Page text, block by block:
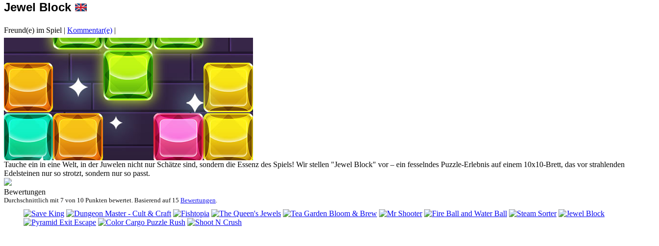
Jewel Block
Freund(e) im Spiel | Kommentar(e) |
Tauche ein in eine Welt, in der Juwelen nicht nur Schätze sind, sondern die Essenz des Spiels! Wir stellen "Jewel Block" vor – ein fesselndes Puzzle-Erlebnis auf einem 10x10-Brett, das vor strahlenden
Edelsteinen nur so strotzt, sondern nur so passt.
Bewertungen
Durchschnittlich mit 7 von 10 Punkten bewertet. Basierend auf 15 Bewertungen